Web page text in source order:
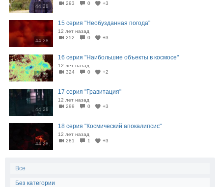
44:28
293
0 +3
44:28
15 серия "Необузданная погода"
12 лет назад
252
0 +3
44:28
16 серия "Наибольшие объекты в космосе"
12 лет назад
324
0 +2
44:28
17 серия "Гравитация"
12 лет назад
299
0 +3
44:28
18 серия "Космический апокалипсис"
12 лет назад
281
1 +3
Все
Без категории